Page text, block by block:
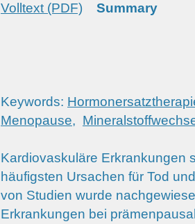
Volltext (PDF) Summary
Keywords:
Menopause,
Kardiovaskuläre Erkrankungen
häufigsten Ursachen für Tod
von Studien wurde
Erkrankungen bei